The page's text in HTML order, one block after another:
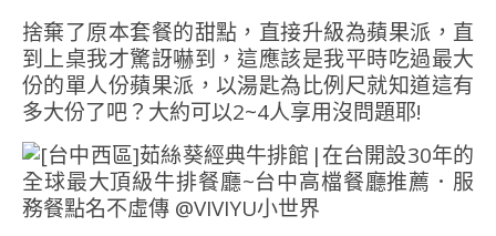
捨棄了原本套餐的甜點，直接升級為蘋果派，直
到上桌我才驚訝嚇到，這應該是我平時吃過最大
份的單人份蘋果派，以湯匙為比例尺就知道這有
多大份了吧？大約可以2~4人享用沒問題耶!